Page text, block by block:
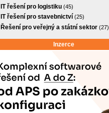
IT řešení pro logistiku(45)
IT řešení pro stavebnictví(25)
Řešení pro veřejný a státní sektor(27)
Inzerce